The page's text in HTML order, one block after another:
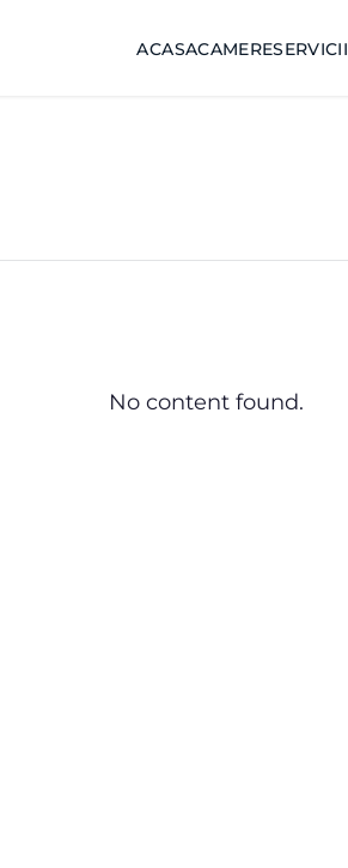
ACASACAMERESERVICII
No content found.